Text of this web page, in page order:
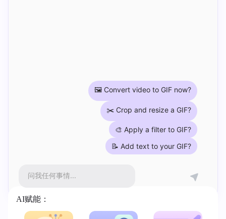
🖼️ Convert video to GIF now?
✂️ Crop and resize a GIF?
🎨 Apply a filter to GIF?
📝 Add text to your GIF?
问我任何事情...
AI赋能：